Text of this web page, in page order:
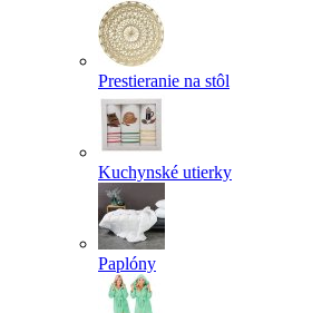
Prestieranie na stôl
Kuchynské utierky
Paplóny